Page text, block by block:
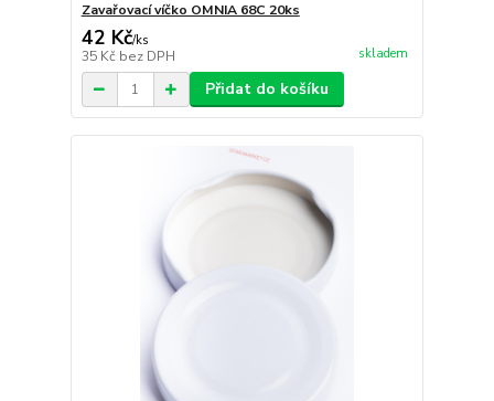
Zavařovací víčko OMNIA 68C 20ks
42 Kč/ks
35 Kč bez DPH skladem
Přidat do košíku